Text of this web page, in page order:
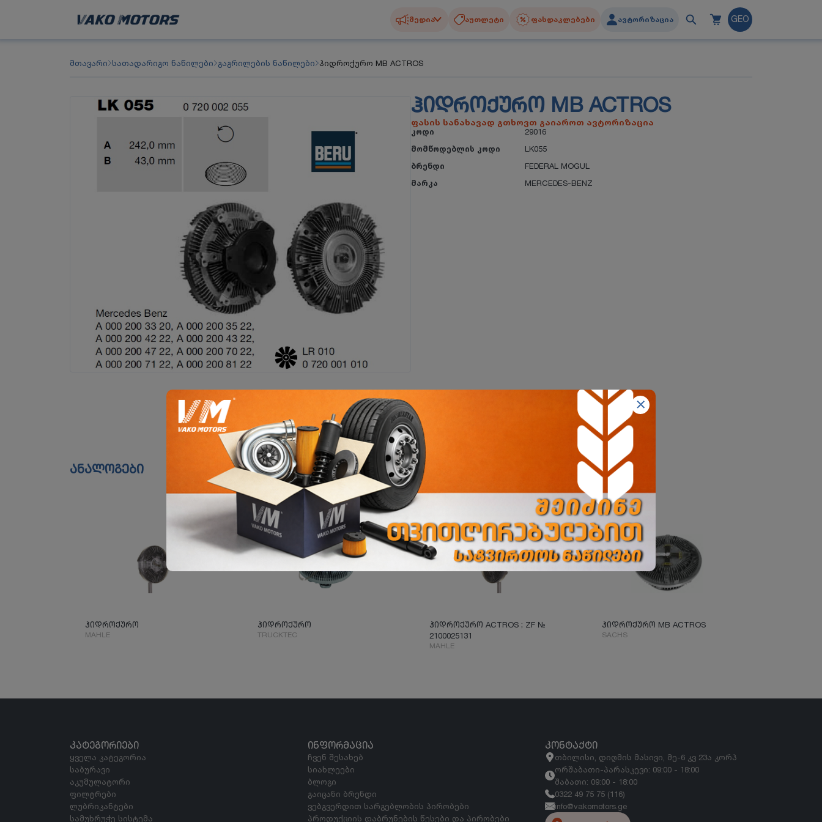
მედია აუთლეტი ფასდაკლებები ავტორიზაცია GEO
მთავარი სათადარიგო ნაწილები გაგრილების ნაწილები ჰიდროქურო MB ACTROS
ᲰᲘᲓᲠᲝᲥᲣᲠᲝ MB ACTROS
ფასის სანახავად გთხოვთ გაიაროთ ავტორიზაცია
კოდი
29016
მომწოდებლის კოდი
LK055
ბრენდი
FEDERAL MOGUL
მარკა
MERCEDES-BENZ
ანალოგები
ჰიდროქურო
MAHLE
ჰიდროქურო
TRUCKTEC
ჰიდროქურო ACTROS ; ZF №
2100025131
MAHLE
ჰიდროქურო MB ACTROS
SACHS
ᲙᲐᲢᲔᲒᲝᲠᲘᲔᲑᲘ
ყველა კატეგორია
საბურავი
აკუმულატორი
ფილტრები
ლუბრიკანტები
სამუხრუჭე სისტემა
ᲘᲜᲤᲝᲠᲛᲐᲪᲘᲐ
ჩვენ შესახებ
სიახლეები
ბლოგი
გაიცანი ბრენდი
ვებგვერდით სარგებლობის პირობები
პროდუქციის დაბრუნების წესები და პირობები
ᲙᲝᲜᲢᲐᲥᲢᲘ
თბილისი, დიღმის მასივი, მე-6 კვ 23ა კორპ
ორშაბათი-პარასკევი: 09:00 - 18:00
შაბათი: 09:00 - 18:00
0322 49 75 75 (116)
info@vakomotors.ge